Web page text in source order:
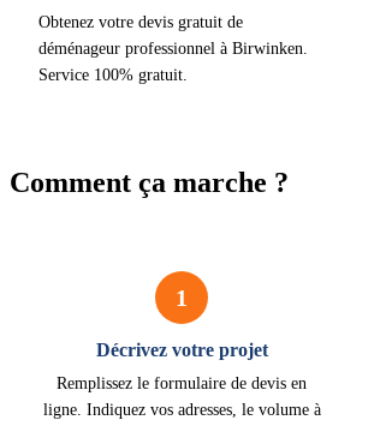
Obtenez votre devis gratuit de
déménageur professionnel à Birwinken.
Service 100% gratuit.
Comment ça marche ?
1
Décrivez votre projet
Remplissez le formulaire de devis en
ligne. Indiquez vos adresses, le volume à